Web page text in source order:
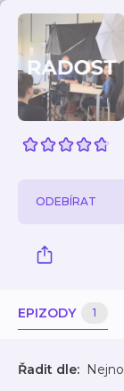
ODEBÍRAT
EPIZODY 1
Řadit dle: